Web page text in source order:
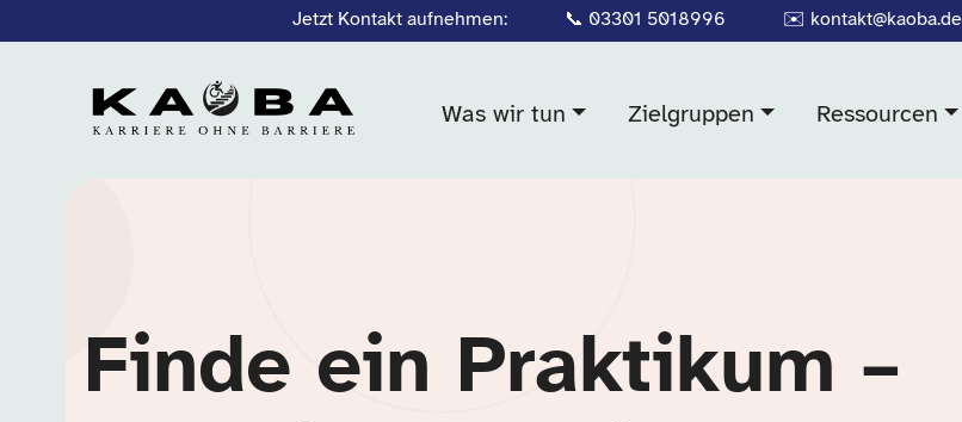
Jetzt Kontakt aufnehmen: 📞 03301 5018996 ✉️ kontakt@kaoba.de
Was wir tun Zielgruppen Ressourcen
Finde ein Praktikum –